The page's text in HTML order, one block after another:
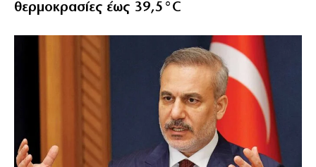
θερμοκρασίες έως 39,5°C